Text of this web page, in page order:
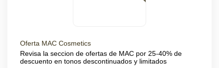
Oferta MAC Cosmetics
Revisa la seccion de ofertas de MAC por 25-40% de
descuento en tonos descontinuados y limitados